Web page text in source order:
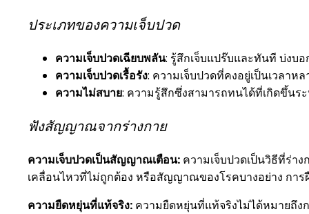
ประเภทของความเจ็บปวด
ความเจ็บปวดเฉียบพลัน: รู้สึกเจ็บแปร๊บและทันที บ่งบอ
ความเจ็บปวดเรื้อรัง: ความเจ็บปวดที่คงอยู่เป็นเวลา
ความไม่สบาย: ความรู้สึกซึ่งสามารถทนได้ที่เกิดขึ้นร
ฟังสัญญาณจากร่างกาย
ความเจ็บปวดเป็นสัญญาณเตือน: ความเจ็บปวดเป็นวิธีที่ร่า
เคลื่อนไหวที่ไม่ถูกต้อง หรือสัญญาณของโรคบางอย่าง กา
ความยืดหยุ่นที่แท้จริง: ความยืดหยุ่นที่แท้จริงไม่ได้หมายถึง